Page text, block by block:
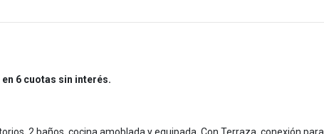
6 cuotas sin interés.